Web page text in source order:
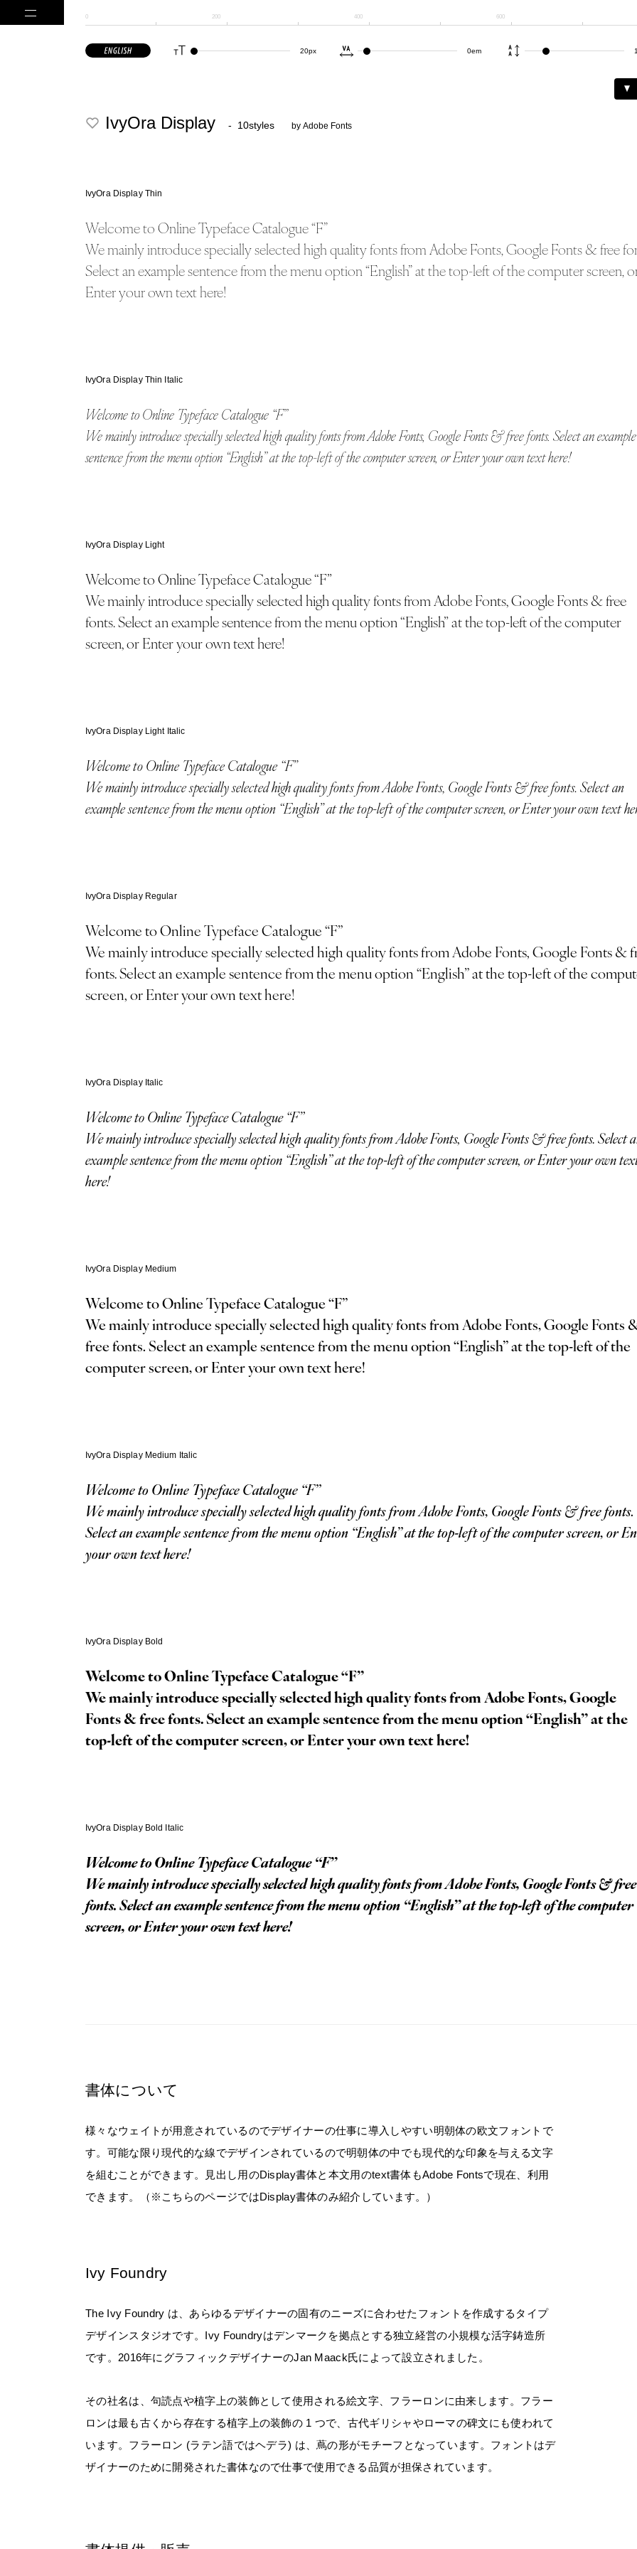
0 200 400 600
IvyOra Display - 10styles by Adobe Fonts
IvyOra Display Thin
Welcome to Online Typeface Catalogue “F”
We mainly introduce specially selected high quality fonts from Adobe Fonts, Google Fonts & free fonts.
Select an example sentence from the menu option “English” at the top-left of the computer screen,
Enter your own text here!
IvyOra Display Thin Italic
Welcome to Online Typeface Catalogue “F”
We mainly introduce specially selected high quality fonts from Adobe Fonts, Google Fonts & free fonts. Select an example
sentence from the menu option “English” at the top-left of the computer screen, or Enter your own text here!
IvyOra Display Light
Welcome to Online Typeface Catalogue “F”
We mainly introduce specially selected high quality fonts from Adobe Fonts, Google Fonts & free
fonts. Select an example sentence from the menu option “English” at the top-left of the computer
screen, or Enter your own text here!
IvyOra Display Light Italic
Welcome to Online Typeface Catalogue “F”
We mainly introduce specially selected high quality fonts from Adobe Fonts, Google Fonts & free fonts. Select an
example sentence from the menu option “English” at the top-left of the computer screen, or Enter your own text
IvyOra Display Regular
Welcome to Online Typeface Catalogue “F”
We mainly introduce specially selected high quality fonts from Adobe Fonts, Google Fonts & free
fonts. Select an example sentence from the menu option “English” at the top-left of the
screen, or Enter your own text here!
IvyOra Display Italic
Welcome to Online Typeface Catalogue “F”
We mainly introduce specially selected high quality fonts from Adobe Fonts, Google Fonts & free fonts. Select an
example sentence from the menu option “English” at the top-left of the computer screen, or Enter your own
here!
IvyOra Display Medium
Welcome to Online Typeface Catalogue “F”
We mainly introduce specially selected high quality fonts from Adobe Fonts, Google Fonts &
free fonts. Select an example sentence from the menu option “English” at the top-left of the
computer screen, or Enter your own text here!
IvyOra Display Medium Italic
Welcome to Online Typeface Catalogue “F”
We mainly introduce specially selected high quality fonts from Adobe Fonts, Google Fonts & free fonts.
Select an example sentence from the menu option “English” at the top-left of the computer screen, or
your own text here!
IvyOra Display Bold
Welcome to Online Typeface Catalogue “F”
We mainly introduce specially selected high quality fonts from Adobe Fonts, Google
Fonts & free fonts. Select an example sentence from the menu option “English” at the
top-left of the computer screen, or Enter your own text here!
IvyOra Display Bold Italic
Welcome to Online Typeface Catalogue “F”
We mainly introduce specially selected high quality fonts from Adobe Fonts, Google Fonts & free
fonts. Select an example sentence from the menu option “English” at the top-left of the computer
screen, or Enter your own text here!
書体について
様々なウェイトが用意されているのでデザイナーの仕事に導入しやすい明朝体の欧文フォントで
す。可能な限り現代的な線でデザインされているので明朝体の中でも現代的な印象を与える文字
を組むことができます。見出し用のDisplay書体と本文用のtext書体もAdobe Fontsで現在、利用
できます。（※こちらのページではDisplay書体のみ紹介しています。）
Ivy Foundry
The Ivy Foundry は、あらゆるデザイナーの固有のニーズに合わせたフォントを作成するタイプ
デザインスタジオです。Ivy Foundryはデンマークを拠点とする独立経営の小規模な活字鋳造所
です。2016年にグラフィックデザイナーのJan Maack氏によって設立されました。
その社名は、句読点や植字上の装飾として使用される絵文字、フラーロンに由来します。フラー
ロンは最も古くから存在する植字上の装飾の 1 つで、古代ギリシャやローマの碑文にも使われて
います。フラーロン (ラテン語ではヘデラ) は、蔦の形がモチーフとなっています。フォントはデ
ザイナーのために開発された書体なので仕事で使用できる品質が担保されています。
手書き
見出し
コーディング
合成フォント
かなフォント 筆記体 手書き
見出し
デザイン系
お知らせ
フォント見本帳「エフ」について
フォントQ&A